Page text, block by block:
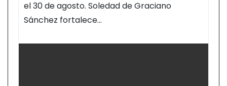
el 30 de agosto. Soledad de Graciano
Sánchez fortalece…